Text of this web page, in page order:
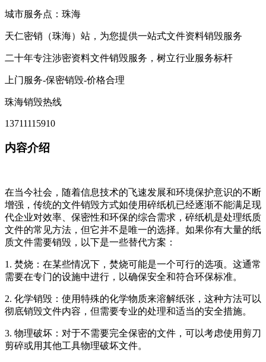
城市服务点：珠海
天仁密销（珠海）站，为您提供一站式文件资料销毁服务
二十年专注涉密资料文件销毁服务，树立行业服务标杆
上门服务-保密销毁-价格合理
珠海销毁热线
13711115910
内容介绍
在当今社会，随着信息技术的飞速发展和环境保护意识的不断
增强，传统的文件销毁方式如使用碎纸机已经逐渐不能满足现
代企业对效率、保密性和环保的综合需求，碎纸机是处理纸质
文件的常见方法，但它并不是唯一的选择。如果你有大量的纸
质文件需要销毁，以下是一些替代方案：
1. 焚烧：在某些情况下，焚烧可能是一个可行的选项。这通常
需要在专门的设施中进行，以确保安全和符合环保标准。
2. 化学销毁：使用特殊的化学物质来溶解纸张，这种方法可以
彻底销毁文件内容，但需要专业的处理和适当的安全措施。
3. 物理破坏：对于不需要完全保密的文件，可以考虑使用剪刀
剪碎或用其他工具物理破坏文件。